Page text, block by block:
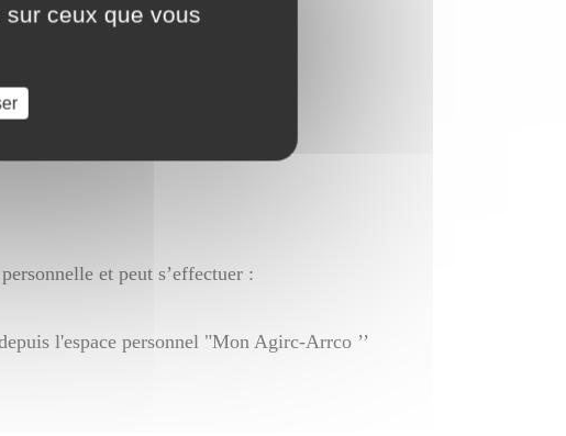
et peut s’effectuer :
l'espace personnel "Mon Agirc-Arrco ’’
ceux que vous